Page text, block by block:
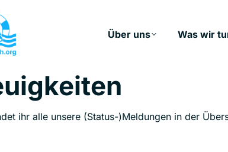
Über uns Was wir
ihr alle unsere (Status-)Meldungen in der